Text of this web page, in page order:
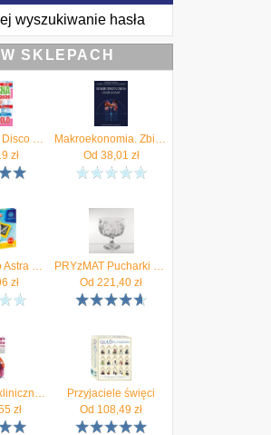
wyszukiwanie hasła
W SKLEPACH
Wiosna 2025 Disco Polo (CD)
zł
Makroekonomia. Zbiór zadań
Od 38,01 zł
Wydawnictwo Astra Tablet Do Nauki Matematyki Lcd Astrafun Polski Lektor 19×15cm 1Szt.Mix
zł
PRYzMAT Pucharki kryształowe do deserów za 890 MAGDA (2) zA-890
Od 221,40 zł
Psychologia kliniczna dzieci i młodzieży. Wydanie nowe Wydawnictwo Naukowe PWN
zł
Przyjaciele święci
Od 108,49 zł